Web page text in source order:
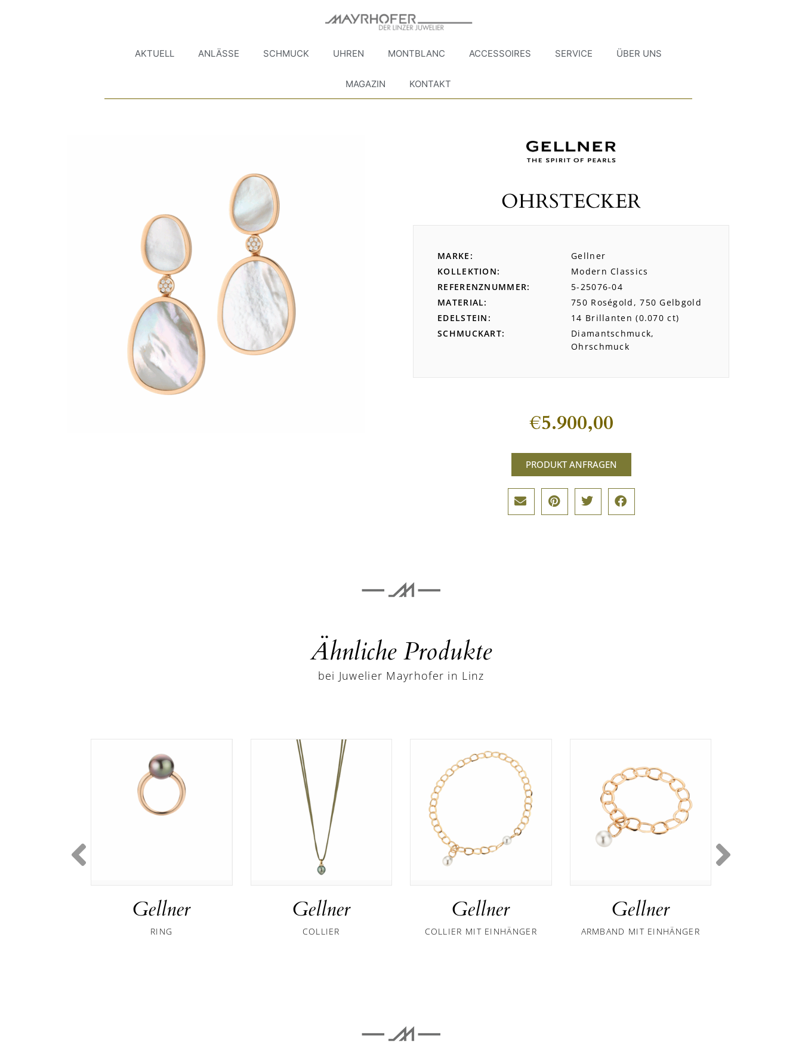
AKTUELL ANLÄSSE SCHMUCK UHREN MONTBLANC ACCESSOIRES SERVICE ÜBER UNS
MAGAZIN KONTAKT
OHRSTECKER
MARKE
Gellner
KOLLEKTION
Modern Classics
REFERENZNUMMER
5-25076-04
MATERIAL
750 Roségold, 750 Gelbgold
EDELSTEIN
14 Brillanten (0.070 ct)
SCHMUCKART
Diamantschmuck,
Ohrschmuck
€5.900,00
PRODUKT ANFRAGEN
Ähnliche Produkte
bei Juwelier Mayrhofer in Linz
Gellner
RING
Gellner
COLLIER
Gellner
COLLIER MIT EINHÄNGER
Gellner
ARMBAND MIT EINHÄNGER